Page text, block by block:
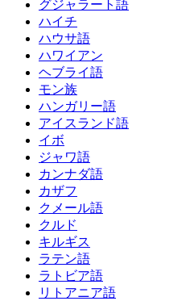
グジャラート語
ハイチ
ハウサ語
ハワイアン
ヘブライ語
モン族
ハンガリー語
アイスランド語
イボ
ジャワ語
カンナダ語
カザフ
クメール語
クルド
キルギス
ラテン語
ラトビア語
リトアニア語